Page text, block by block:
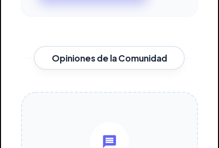
Opiniones de la Comunidad